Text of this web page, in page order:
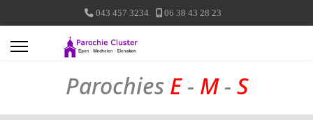
043 457 3234 06 38 43 28 23
Parochies E- M- S